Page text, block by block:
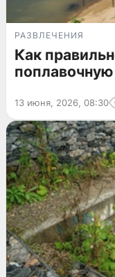
РАЗВЛЕЧЕНИЯ
Как
13 июня, 2026, 08:30